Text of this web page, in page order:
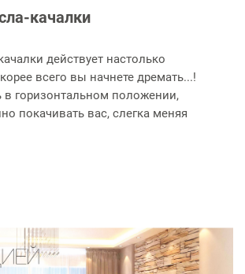
качалки
действует настолько
всего вы начнете дремать...!
в горизонтальном положении,
покачивать вас, слегка меняя